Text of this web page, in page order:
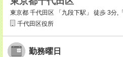
東京都 千代田区 「九段下駅」 徒歩 3分,
千代田区役所
勤務曜日